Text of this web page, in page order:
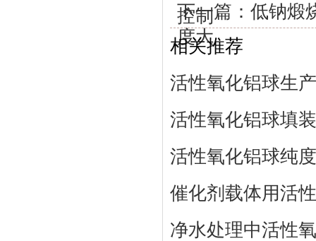
控制
下一篇： 低钠煅
度大
相关推荐
活性氧化铝球生
活性氧化铝球填
活性氧化铝球纯
催化剂载体用活
净水处理中活性